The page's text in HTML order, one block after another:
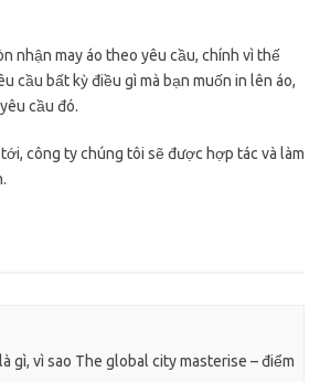
nhận may áo theo yêu cầu, chính vì thế
cầu bất kỳ điều gì mà bạn muốn in lên áo,
cầu đó.
công ty chúng tôi sẽ được hợp tác và làm
gì, vì sao The global city masterise – điểm